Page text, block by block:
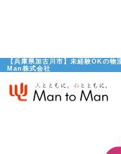
【兵庫県加古川市】未経験OKの
Man株式会社